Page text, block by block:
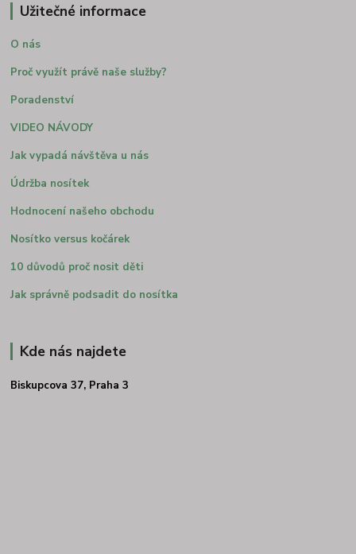
Užitečné informace
O nás
Proč využít právě naše služby?
Poradenství
VIDEO NÁVODY
Jak vypadá návštěva u nás
Údržba nosítek
Hodnocení našeho obchodu
Nosítko versus kočárek
10 důvodů proč nosit děti
Jak správně podsadit do nosítka
Kde nás najdete
Biskupcova 37, Praha 3